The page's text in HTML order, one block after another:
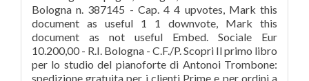
Bologna n. 387145 - Cap. 4 4 upvotes, Mark this
document as useful 1 1 downvote, Mark this
document as not useful Embed. Sociale Eur
10.200,00 - R.I. Bologna - C.F./P. Scopri Il primo libro
per lo studio del pianoforte di Antonoi Trombone:
spedizione gratuita per i clienti Prime e per ordini a